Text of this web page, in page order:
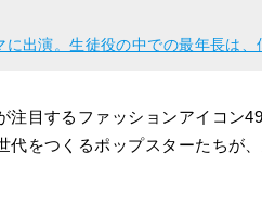
に出演。生徒役の中での最年長は
注目するファッションアイコン
代をつくるポップスターたちが